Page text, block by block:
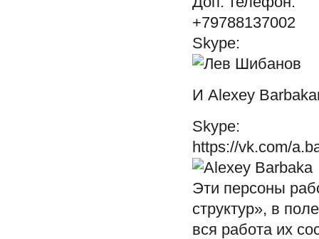
+79788137002
Skype:
И Alexey
Skype:
https://vk.com/
Эти персоны
структур», в
вся работа их